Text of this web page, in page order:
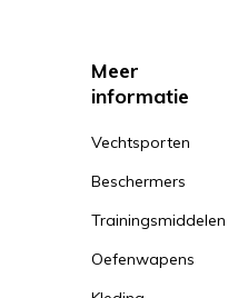
Meer
informatie
Vechtsporten
Beschermers
Trainingsmiddelen
Oefenwapens